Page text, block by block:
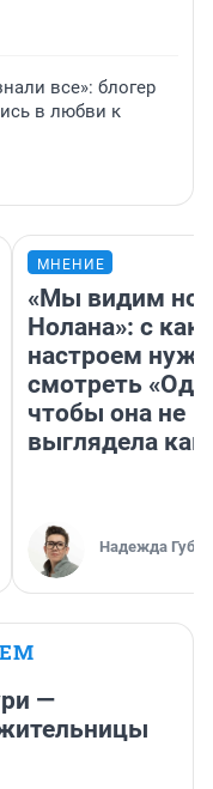
все»: блогер
в любви к
МНЕНИЕ
«Мы видим
Нолана»: с
настроем
смотреть
чтобы она не
выглядела как
Надежда
—